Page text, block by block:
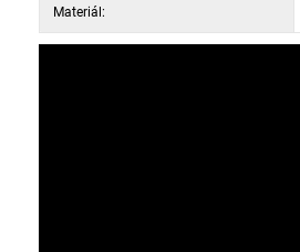
Materiál: